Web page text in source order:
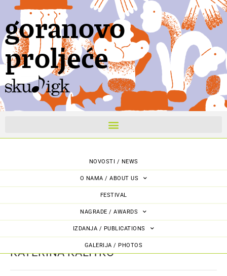
goranovo
proljeće
NOVOSTI / NEWS
O NAMA / ABOUT US
FESTIVAL
NAGRADE / AWARDS
IZDANJA / PUBLICATIONS
GALERIJA / PHOTOS
KATERINA KALITKO